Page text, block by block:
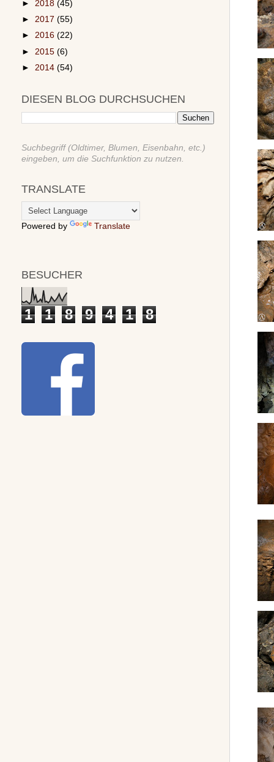
► 2018 (45)
► 2017 (55)
► 2016 (22)
► 2015 (6)
► 2014 (54)
DIESEN BLOG DURCHSUCHEN
Suchbegriff (Oldtimer, Blumen, Eisenbahn, etc.)
eingeben, um die Suchfunktion zu nutzen.
TRANSLATE
Powered by Translate
BESUCHER
1 1 8 9 4 1 8